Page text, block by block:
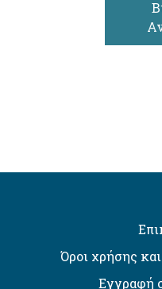
Όροι χρήσης
Εγγραφή